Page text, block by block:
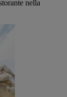
nella